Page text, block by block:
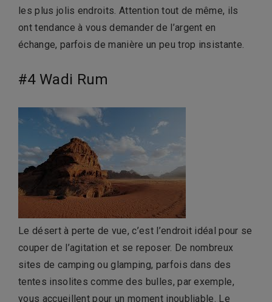
les plus jolis endroits. Attention tout de même, ils
ont tendance à vous demander de l’argent en
échange, parfois de manière un peu trop insistante.
#4 Wadi Rum
Le désert à perte de vue, c’est l’endroit idéal pour se
couper de l’agitation et se reposer. De nombreux
sites de camping ou glamping, parfois dans des
tentes insolites comme des bulles, par exemple,
vous accueillent pour un moment inoubliable. Le